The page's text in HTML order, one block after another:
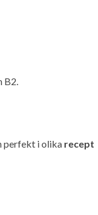
perfekt i olika recept